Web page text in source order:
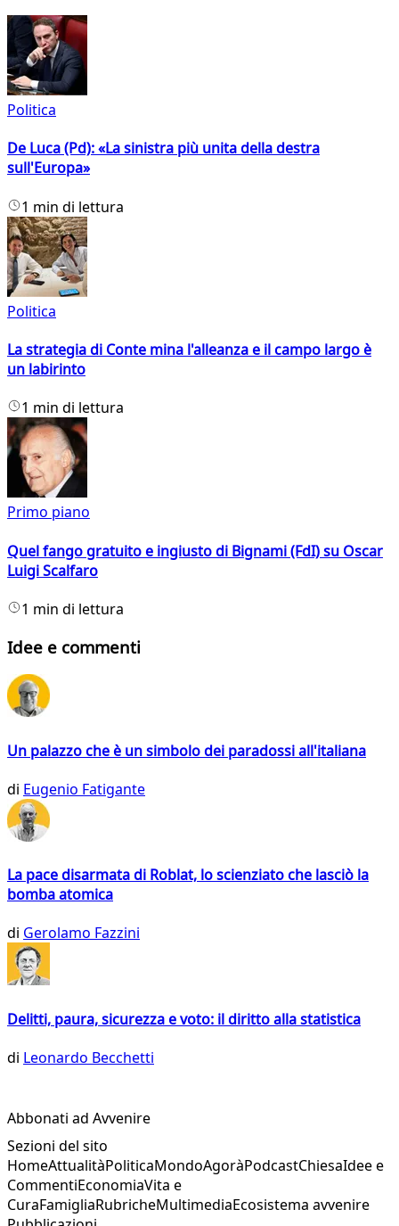
Politica
De Luca (Pd): «La sinistra più unita della destra
sull'Europa»
1 min di lettura
Politica
La strategia di Conte mina l'alleanza e il campo largo è
un labirinto
1 min di lettura
Primo piano
Quel fango gratuito e ingiusto di Bignami (FdI) su Oscar
Luigi Scalfaro
1 min di lettura
Idee e commenti
Un palazzo che è un simbolo dei paradossi all'italiana
di Eugenio Fatigante
La pace disarmata di Roblat, lo scienziato che lasciò la
bomba atomica
di Gerolamo Fazzini
Delitti, paura, sicurezza e voto: il diritto alla statistica
di Leonardo Becchetti
Abbonati ad Avvenire
Sezioni del sito
HomeAttualitàPoliticaMondoAgoràPodcastChiesaIdee e
CommentiEconomiaVita e
CuraFamigliaRubricheMultimediaEcosistema avvenire